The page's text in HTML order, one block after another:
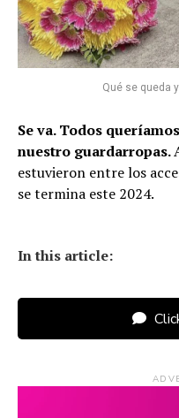
Qué se queda
Se va. Todos
nuestro guardarropas.
estuvieron entre los
se termina este 2024.
In this article: